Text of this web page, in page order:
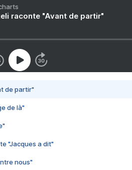
raconte "Avant de partir"
de partir"
de là"
"Jacques a dit"
nous"